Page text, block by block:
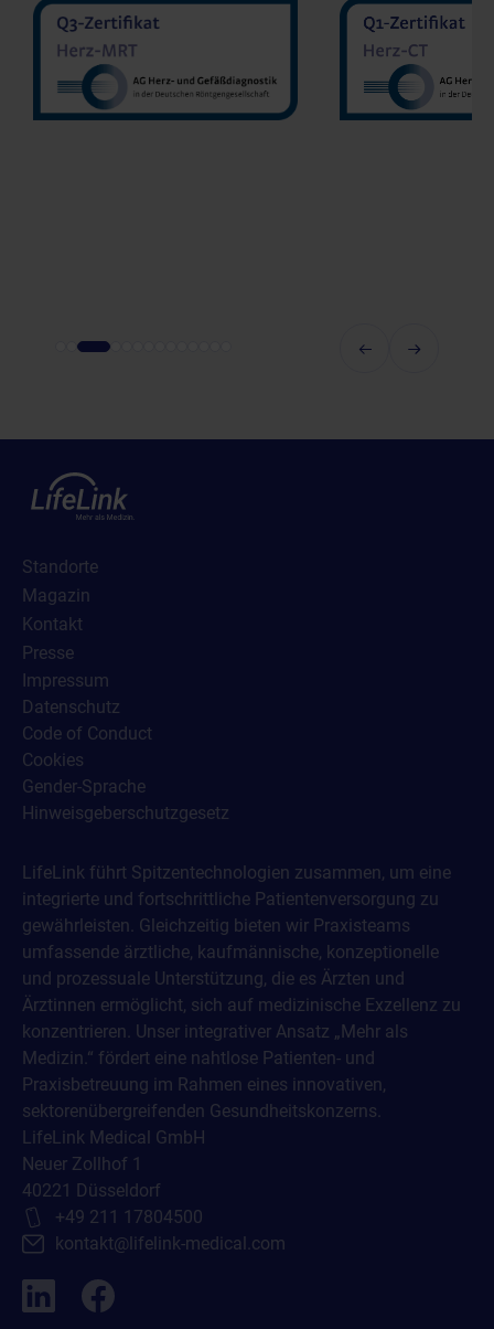
MVZ Radiologie Darmstadt
Prof. Dr. Oliver Mohrs
MVZ
Sakher
MVZ Radnet
Standorte
Magazin
Kontakt
Presse
Impressum
Datenschutz
Code of Conduct
Cookies
Gender-Sprache
Hinweisgeberschutzgesetz
LifeLink führt Spitzentechnologien zusammen, um eine
integrierte und fortschrittliche Patientenversorgung zu
gewährleisten. Gleichzeitig bieten wir Praxisteams
umfassende ärztliche, kaufmännische, konzeptionelle
und prozessuale Unterstützung, die es Ärzten und
Ärztinnen ermöglicht, sich auf medizinische Exzellenz zu
konzentrieren. Unser integrativer Ansatz „Mehr als
Medizin.“ fördert eine nahtlose Patienten- und
Praxisbetreuung im Rahmen eines innovativen,
sektorenübergreifenden Gesundheitskonzerns.
LifeLink Medical GmbH
Neuer Zollhof 1
40221 Düsseldorf
+49 211 17804500
kontakt@lifelink-medical.com